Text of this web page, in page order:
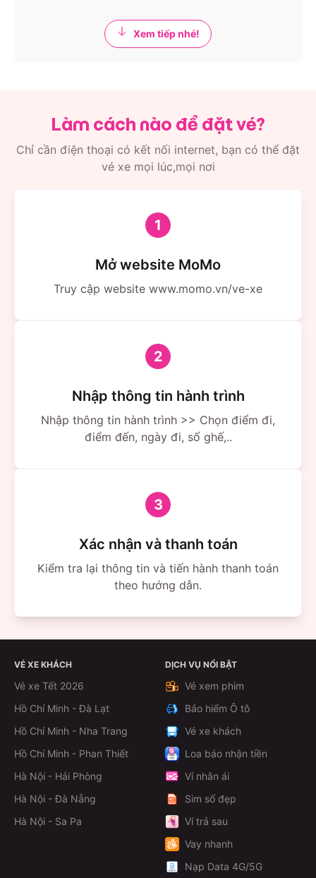
Xem tiếp nhé!
Làm cách nào để đặt vé?
Chỉ cần điện thoại có kết nối internet, bạn có thể đặt
vé xe mọi lúc,mọi nơi
1
Mở website MoMo
Truy cập website www.momo.vn/ve-xe
2
Nhập thông tin hành trình
Nhập thông tin hành trình >> Chọn điểm đi,
điểm đến, ngày đi, số ghế,..
3
Xác nhận và thanh toán
Kiểm tra lại thông tin và tiến hành thanh toán
theo hướng dẫn.
VÉ XE KHÁCH
Vé xe Tết 2026
Hồ Chí Minh - Đà Lạt
Hồ Chí Minh - Nha Trang
Hồ Chí Minh - Phan Thiết
Hà Nội - Hải Phòng
Hà Nội - Đà Nẵng
Hà Nội - Sa Pa
DỊCH VỤ NỔI BẬT
Vé xem phim
Bảo hiểm Ô tô
Vé xe khách
Loa báo nhận tiền
Ví nhân ái
Sim số đẹp
Ví trả sau
Vay nhanh
Nạp Data 4G/5G